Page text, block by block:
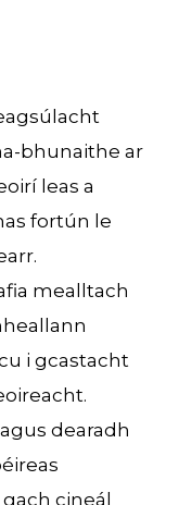
bhunaithe ar
leas a
fortún le
mealltach
i gcastacht
dearadh
cineál